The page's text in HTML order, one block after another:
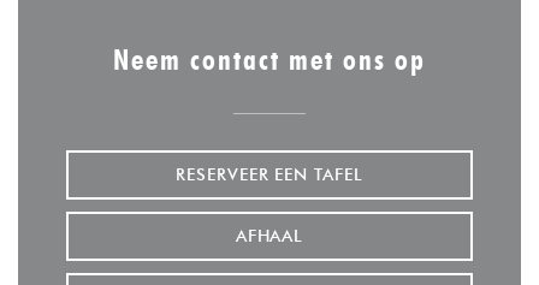
Neem contact met ons op
RESERVEER EEN TAFEL
AFHAAL